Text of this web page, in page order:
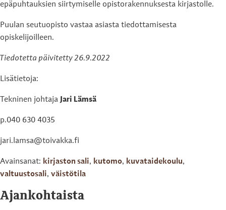
epäpuhtauksien siirtymiselle opistorakennuksesta kirjastolle.
Puulan seutuopisto vastaa asiasta tiedottamisesta
opiskelijoilleen.
Tiedotetta päivitetty 26.9.2022
Lisätietoja:
Tekninen johtaja Jari Lämsä
p.040 630 4035
jari.lamsa@toivakka.fi
Avainsanat: kirjaston sali, kutomo, kuvataidekoulu,
valtuustosali, väistötila
Ajankohtaista